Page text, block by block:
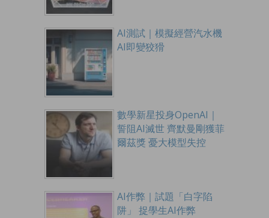
AI測試｜模擬經營汽水機
AI即變狡猾
數學新星投身OpenAI｜
誓阻AI滅世 齊默曼剛獲菲
爾茲獎 憂大模型失控
AI作弊｜試題「白字陷
阱」 捉學生AI作弊